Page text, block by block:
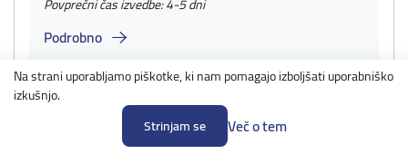
Na strani uporabljamo piškotke, ki nam pomagajo izboljšati uporabniško
izkušnjo.
Strinjam se
Več o tem
Podrobno
Cena: 55,00 €
Cena za vzreditelje: